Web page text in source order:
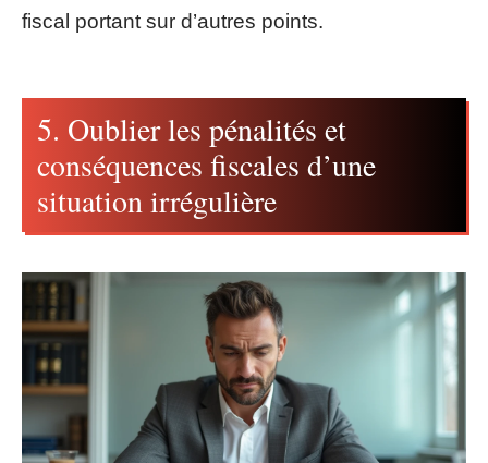
fiscal portant sur d’autres points.
5. Oublier les pénalités et
conséquences fiscales d’une
situation irrégulière